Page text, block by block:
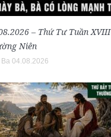
– Thứ Tư Tuần XVIII
Niên
04.08.2026